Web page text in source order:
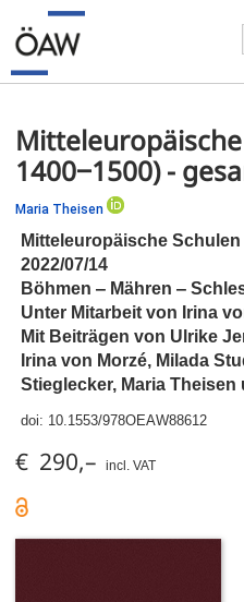
1400‒1500) -
Maria Theisen
Mitteleuropäische Schulen
2022/07/14
Böhmen ‒ Mähren ‒
Unter Mitarbeit von Irina
Mit Beiträgen von Ulrike
Irina von Morzé, Milada
Stieglecker, Maria
doi: 10.1553/978OEAW88612
€ 290,– incl. VAT